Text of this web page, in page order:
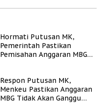
Hormati Putusan MK,
Pemerintah Pastikan
Pemisahan Anggaran MBG
Respon Putusan MK,
Menkeu Pastikan Anggaran
MBG Tidak Akan Ganggu